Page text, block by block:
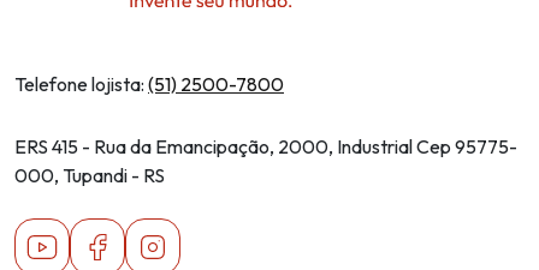
Telefone lojista: (51) 2500-7800
ERS 415 - Rua da Emancipação, 2000, Industrial Cep 95775-
000, Tupandi - RS
YoutubeFacebookInstagram